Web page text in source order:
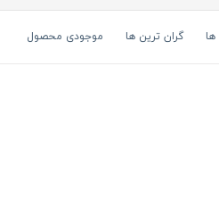
ها گران ترین ها موجودی محصول